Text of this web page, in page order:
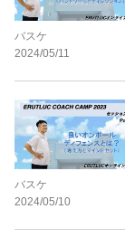
バスケ
2024/05/11
バスケ
2024/05/10